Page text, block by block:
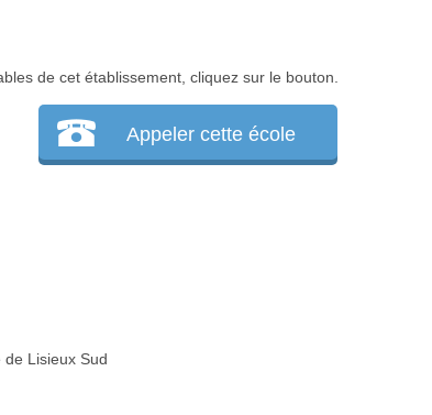
de cet établissement, cliquez sur le bouton.
Appeler cette école
Lisieux Sud